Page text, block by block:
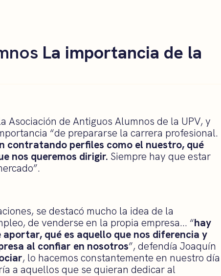
La importancia de la
Asociación de Antiguos Alumnos de la UPV, y
“de prepararse la carrera profesional.
contratando perfiles como el nuestro, qué
nos queremos dirigir. Siempre hay que estar
se destacó mucho la idea de la
de venderse en la propia empresa… “hay
qué es aquello que nos diferencia y
al confiar en nosotros”, defendía Joaquín
, lo hacemos constantemente en nuestro día
a aquellos que se quieran dedicar al